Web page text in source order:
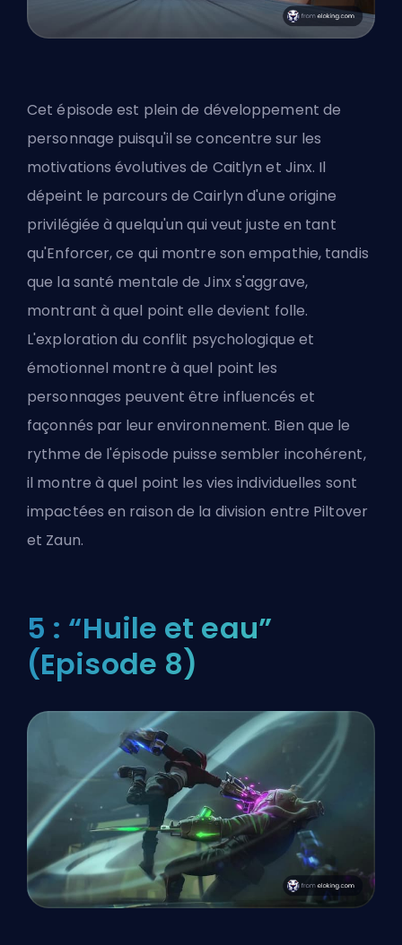
Cet épisode est plein de développement de
personnage puisqu'il se concentre sur les
motivations évolutives de Caitlyn et Jinx. Il
dépeint le parcours de Cairlyn d'une origine
privilégiée à quelqu'un qui veut juste en tant
qu'Enforcer, ce qui montre son empathie, tandis
que la santé mentale de Jinx s'aggrave,
montrant à quel point elle devient folle.
L'exploration du conflit psychologique et
émotionnel montre à quel point les
personnages peuvent être influencés et
façonnés par leur environnement. Bien que le
rythme de l'épisode puisse sembler incohérent,
il montre à quel point les vies individuelles sont
impactées en raison de la division entre Piltover
et Zaun.
5 : “Huile et eau”
(Episode 8)